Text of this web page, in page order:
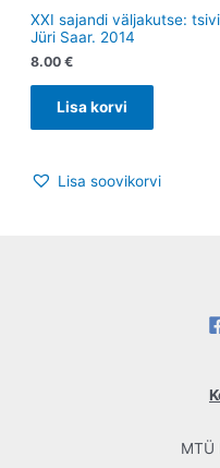
XXI sajandi väljakutse:
Jüri Saar. 2014
8.00 €
Lisa korvi
Lisa soovikorvi
MTÜ